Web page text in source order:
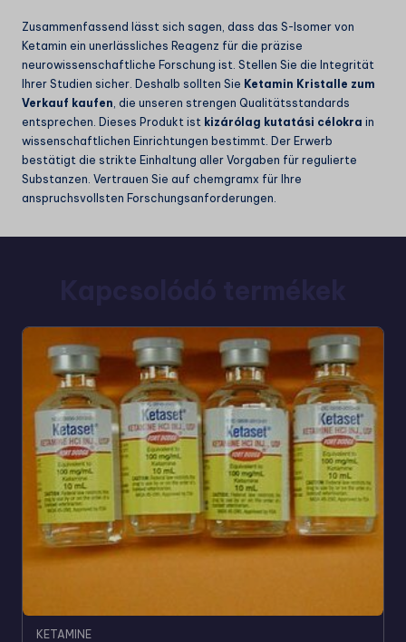
Zusammenfassend lässt sich sagen, dass das S-Isomer von
Ketamin ein unerlässliches Reagenz für die präzise
neurowissenschaftliche Forschung ist. Stellen Sie die Integrität
Ihrer Studien sicher. Deshalb sollten Sie Ketamin Kristalle zum
Verkauf kaufen , die unseren strengen Qualitätsstandards
entsprechen. Dieses Produkt ist kizárólag kutatási célokra in
wissenschaftlichen Einrichtungen bestimmt. Der Erwerb
bestätigt die strikte Einhaltung aller Vorgaben für regulierte
Substanzen. Vertrauen Sie auf chemgramx für Ihre
anspruchsvollsten Forschungsanforderungen.
KETAMINE